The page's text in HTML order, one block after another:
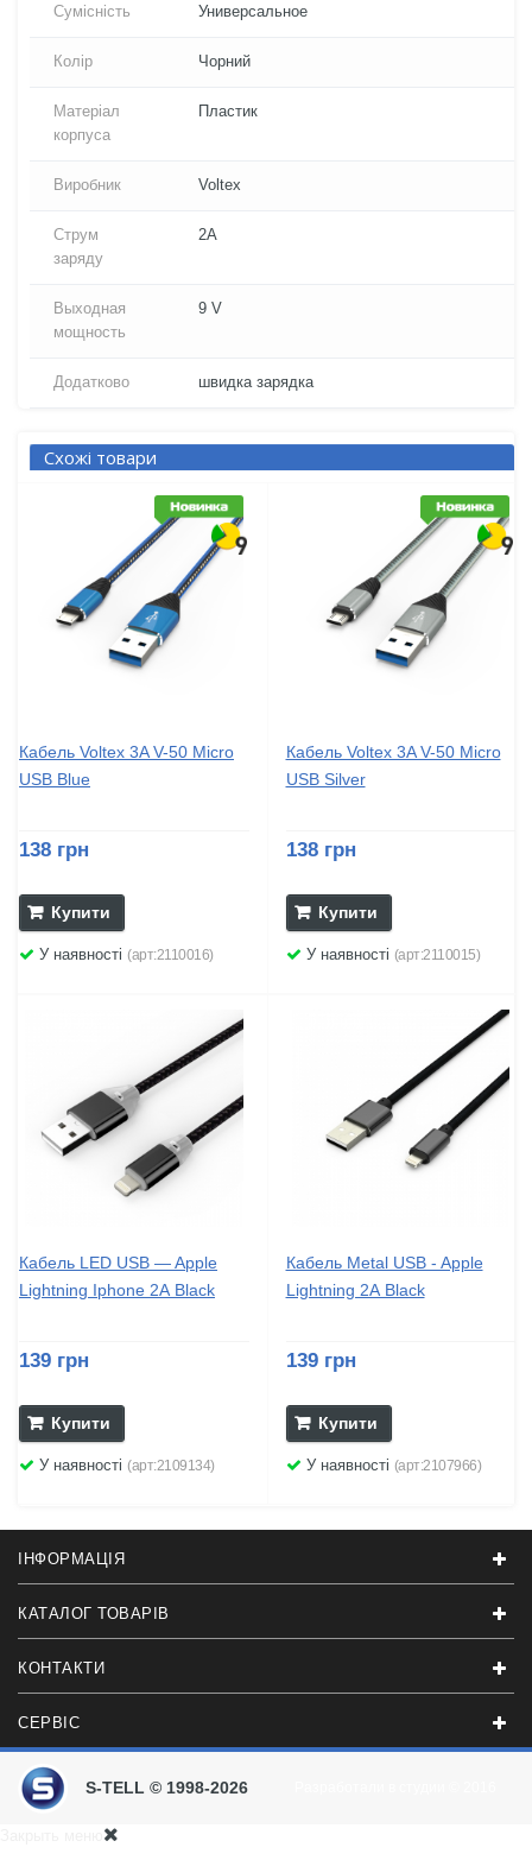
Сумісність Универсальное
Колір Чорний
Матеріал
корпуса
Пластик
Виробник Voltex
Струм
заряду
2A
Выходная
мощность
9 V
Додатково швидка зарядка
Схожі товари
Кабель Voltex 3A V-50 Micro
USB Blue
138 грн
Купити
У наявності (арт:2110016)
Кабель Voltex 3A V-50 Micro
USB Silver
138 грн
Купити
У наявності (арт:2110015)
Кабель LED USB — Apple
Lightning Iphone 2А Black
139 грн
Купити
У наявності (арт:2109134)
Кабель Metal USB - Apple
Lightning 2А Black
139 грн
Купити
У наявності (арт:2107966)
ІНФОРМАЦІЯ
КАТАЛОГ ТОВАРІВ
КОНТАКТИ
СЕРВІС
S-TELL © 1998-2026